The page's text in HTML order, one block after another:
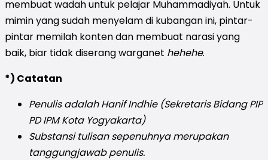
membuat wadah untuk pelajar Muhammadiyah. Untuk
mimin yang sudah menyelam di kubangan ini, pintar-
pintar memilah konten dan membuat narasi yang
baik, biar tidak diserang warganet hehehe.
*) Catatan
Penulis adalah Hanif Indhie (Sekretaris Bidang PIP
PD IPM Kota Yogyakarta)
Substansi tulisan sepenuhnya merupakan
tanggungjawab penulis.